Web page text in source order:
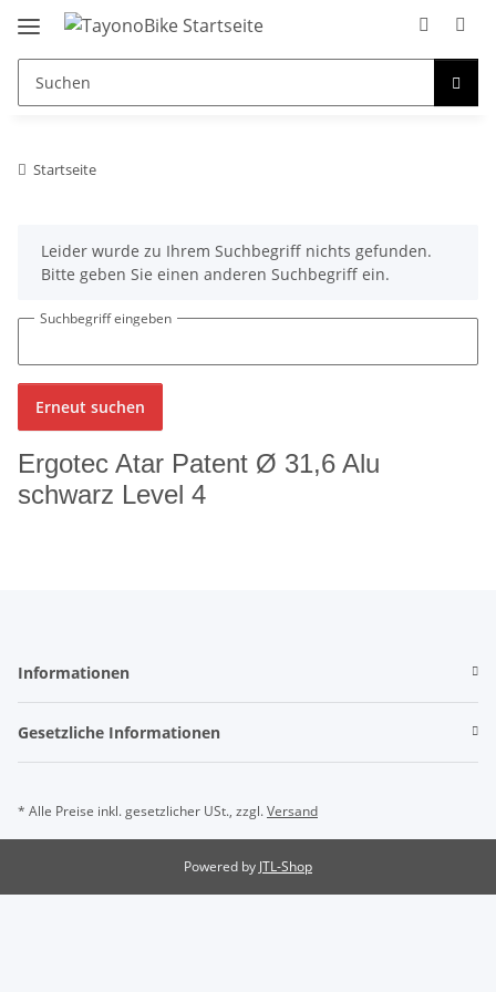
Startseite
xLeider wurde zu Ihrem Suchbegriff nichts gefunden.
Bitte geben Sie einen anderen Suchbegriff ein.
Suchbegriff eingeben
Erneut suchen
Ergotec Atar Patent Ø 31,6 Alu
schwarz Level 4
Informationen
Gesetzliche Informationen
* Alle Preise inkl. gesetzlicher USt., zzgl.Versand
Powered by JTL-Shop